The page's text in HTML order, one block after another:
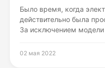
Было время, когда
действительно была
За исключением модели
02 мая 2022